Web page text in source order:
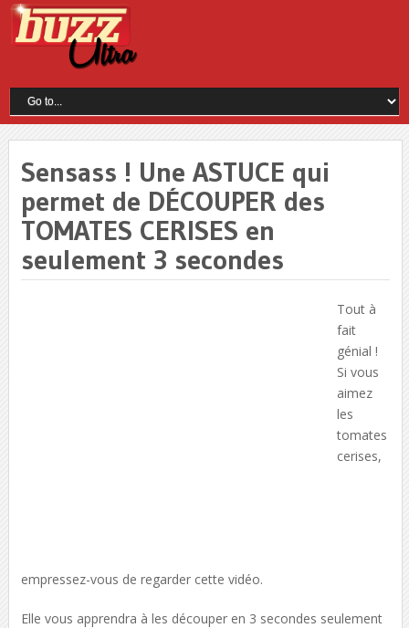
Sensass ! Une ASTUCE qui
permet de DÉCOUPER des
TOMATES CERISES en
seulement 3 secondes
Tout à
fait
génial !
Si vous
aimez
les
tomates
cerises,
empressez-vous de regarder cette vidéo.
Elle vous apprendra à les découper en 3 secondes seulement